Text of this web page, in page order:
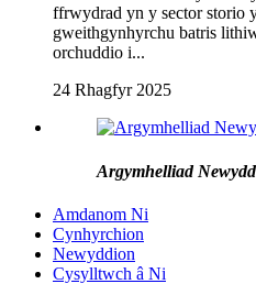
ffrwydrad yn y sector storio
gweithgynhyrchu batris
orchuddio i...
24 Rhagfyr 2025
Argymhelliad Newydd
Amdanom Ni
Cynhyrchion
Newyddion
Cysylltwch â Ni